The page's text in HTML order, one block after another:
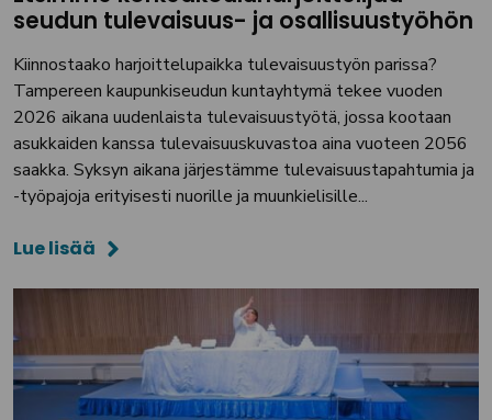
seudun tulevaisuus- ja osallisuustyöhön
Kiinnostaako harjoittelupaikka tulevaisuustyön parissa?
Tampereen kaupunkiseudun kuntayhtymä tekee vuoden
2026 aikana uudenlaista tulevaisuustyötä, jossa kootaan
asukkaiden kanssa tulevaisuuskuvastoa aina vuoteen 2056
saakka. Syksyn aikana järjestämme tulevaisuustapahtumia ja
-työpajoja erityisesti nuorille ja muunkielisille...
Lue lisää